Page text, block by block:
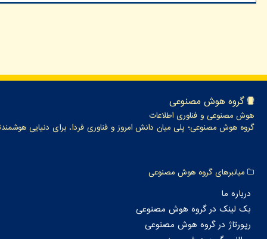
گروه هوش مصنوعی
هوش مصنوعی و فناوری اطلاعات
گروه هوش مصنوعی؛ پلی میان دانش امروز و فناوری فردا، برای دنیایی
میانبرهای گروه هوش مصنوعی
درباره ما
بک لینک در گروه هوش مصنوعی
رپورتاژ در گروه هوش مصنوعی